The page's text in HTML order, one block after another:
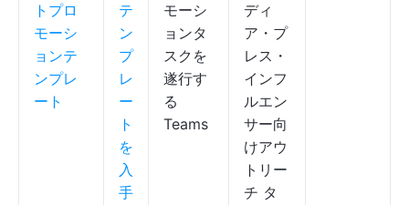
トプロ
モーシ
ョンテ
ンプレ
ート
テ
ン
プ
レ
ー
ト
を
入
手
モーシ
ョンタ
スクを
遂行す
る
Teams
ディ
ア・プ
レス・
インフ
ルエン
サー向
けアウ
トリー
チ タ